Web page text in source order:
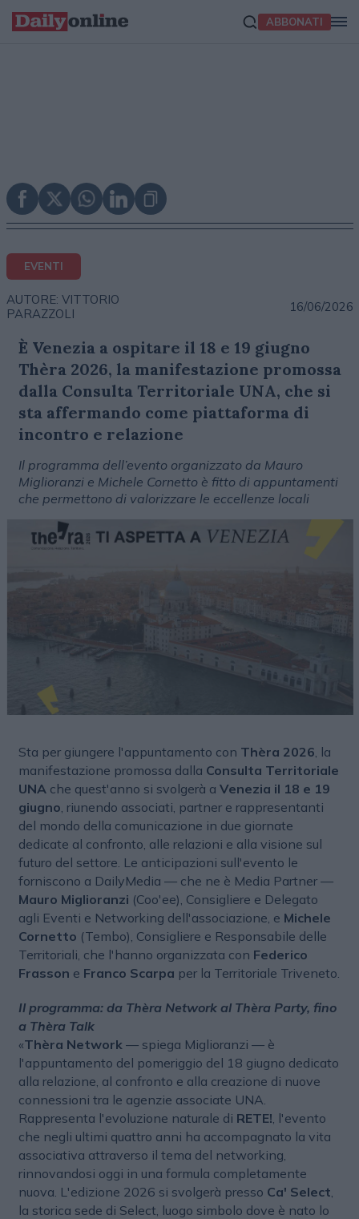
ABBONATI
EVENTI
AUTORE: VITTORIO
PARAZZOLI
16/06/2026
È Venezia a ospitare il 18 e 19 giugno
Thèra 2026, la manifestazione promossa
dalla Consulta Territoriale UNA, che si
sta affermando come piattaforma di
incontro e relazione
Il programma dell’evento organizzato da Mauro
Miglioranzi e Michele Cornetto è fitto di appuntamenti
che permettono di valorizzare le eccellenze locali
Sta per giungere l'appuntamento con Thèra 2026 , la
manifestazione promossa dalla Consulta Territoriale
UNA che quest'anno si svolgerà a Venezia il 18 e 19
giugno , riunendo associati, partner e rappresentanti
del mondo della comunicazione in due giornate
dedicate al confronto, alle relazioni e alla visione sul
futuro del settore. Le anticipazioni sull'evento le
forniscono a DailyMedia — che ne è Media Partner —
Mauro Miglioranzi (Coo'ee), Consigliere e Delegato
agli Eventi e Networking dell'associazione, e Michele
Cornetto (Tembo), Consigliere e Responsabile delle
Territoriali, che l'hanno organizzata con Federico
Frasson e Franco Scarpa per la Territoriale Triveneto.
Il programma: da Thèra Network al Thèra Party, fino
a Thèra Talk
«Thèra Network — spiega Miglioranzi — è
l'appuntamento del pomeriggio del 18 giugno dedicato
alla relazione, al confronto e alla creazione di nuove
connessioni tra le agenzie associate UNA.
Rappresenta l'evoluzione naturale di RETE! , l'evento
che negli ultimi quattro anni ha accompagnato la vita
associativa attraverso il tema del networking,
rinnovandosi oggi in una formula completamente
nuova. L'edizione 2026 si svolgerà presso Ca' Select
la storica sede di Select, luogo simbolo dove è nato lo